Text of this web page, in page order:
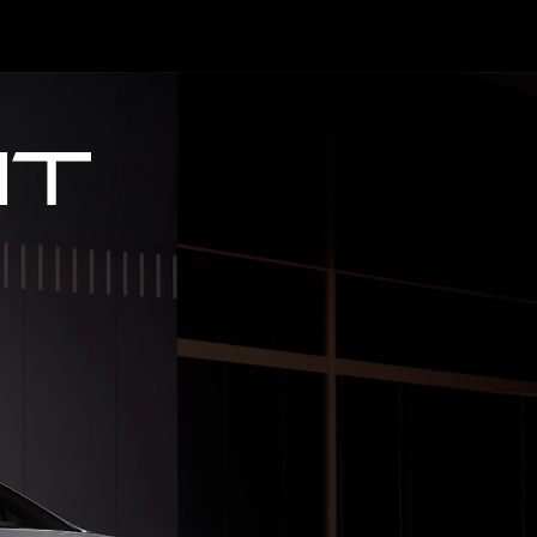
$124.990.000
de $2.600.000
100% eléctrico